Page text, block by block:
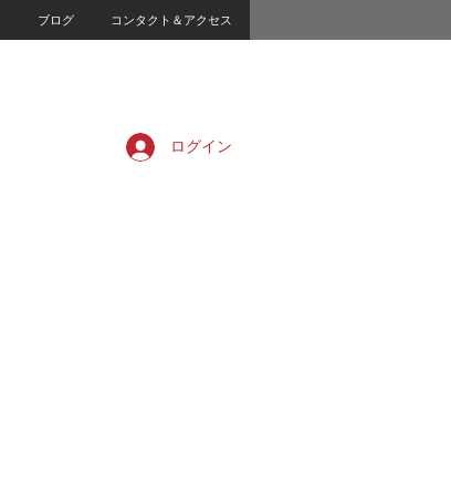
ブログ コンタクト＆アクセス
ログイン